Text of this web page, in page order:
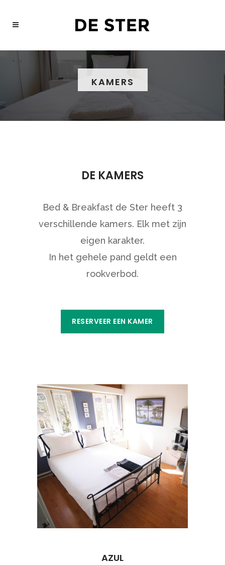
KAMERS
DE KAMERS
Bed & Breakfast de Ster heeft 3
verschillende kamers. Elk met zijn
eigen karakter.
In het gehele pand geldt een
rookverbod.
RESERVEER EEN KAMER
AZUL